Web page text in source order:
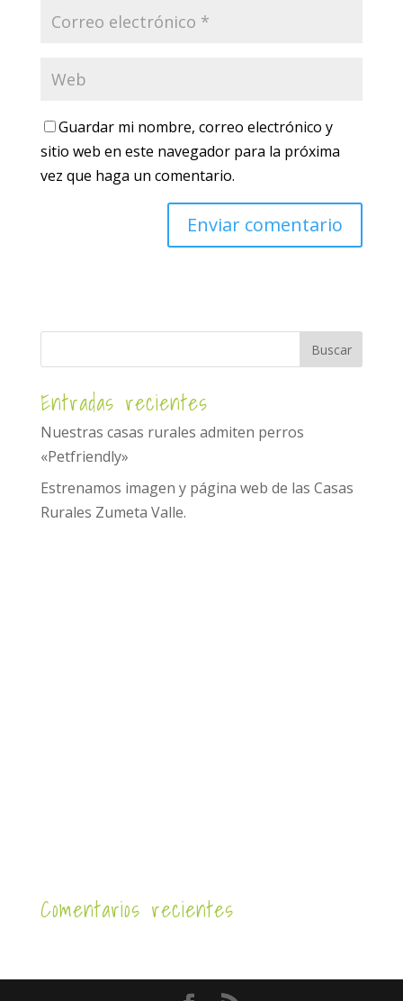
Guardar mi nombre, correo electrónico y
sitio web en este navegador para la próxima
vez que haga un comentario.
Entradas recientes
Nuestras casas rurales admiten perros
«Petfriendly»
Estrenamos imagen y página web de las Casas
Rurales Zumeta Valle.
Comentarios recientes